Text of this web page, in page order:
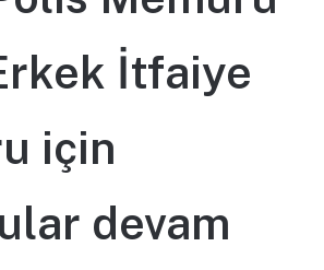
İtfaiye
için
devam